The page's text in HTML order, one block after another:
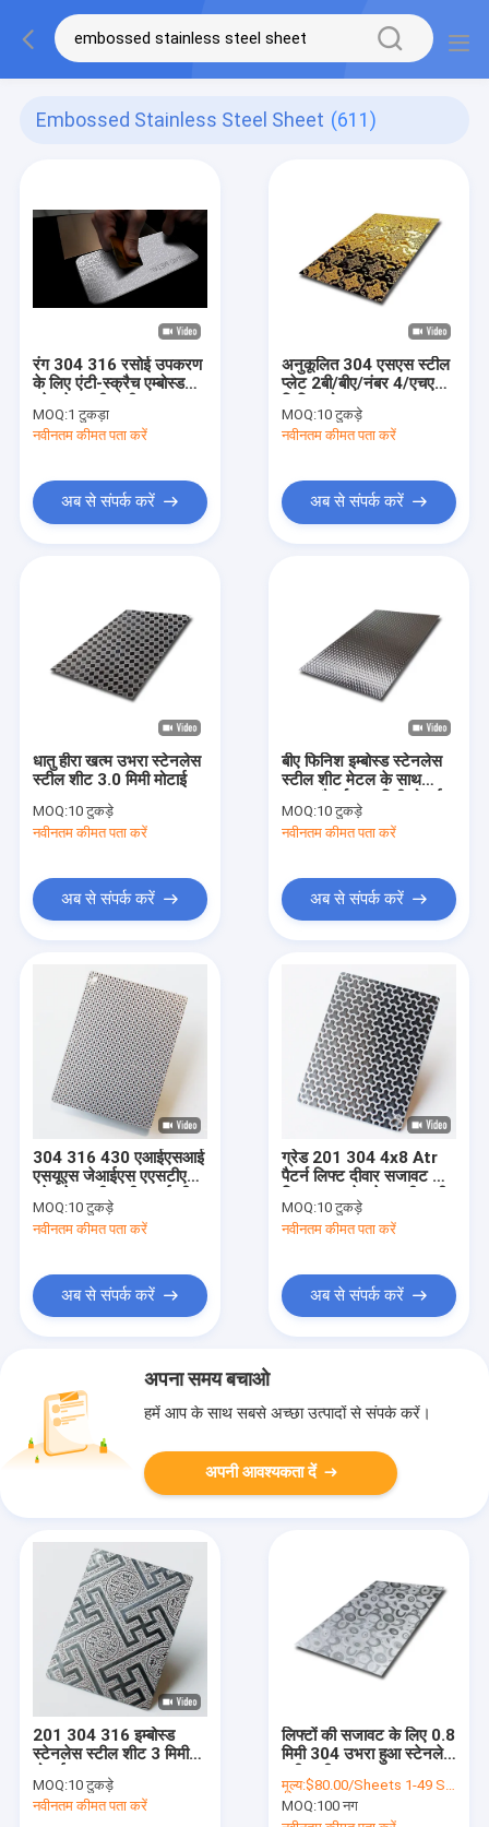
Embossed Stainless Steel Sheet (611)
रंग 304 316 रसोई उपकरण
के लिए एंटी-स्क्रैच एम्बोस्ड
MOQ:1 टुकड़ा
नवीनतम कीमत पता करें
अब से संपर्क करें
अनुकूलित 304 एसएस स्टील
प्लेट 2बी/बीए/नंबर 4/एचएल
फिनिश गोल्ड उभरा हुआ
स्टेनलेस स्टील शीट
MOQ:10 टुकड़े
नवीनतम कीमत पता करें
अब से संपर्क करें
धातु हीरा खत्म उभरा स्टेनलेस
स्टील शीट 3.0 मिमी मोटाई
MOQ:10 टुकड़े
नवीनतम कीमत पता करें
अब से संपर्क करें
बीए फिनिश इम्बोस्ड स्टेनलेस
स्टील शीट मेटल के साथ
5WL पैटर्न 0.2 मिमी मोटाई
MOQ:10 टुकड़े
नवीनतम कीमत पता करें
अब से संपर्क करें
304 316 430 एआईएसआई
एसयूएस जेआईएस एएसटीएम
स्टेनलेस स्टील की छपाई शीट
MOQ:10 टुकड़े
नवीनतम कीमत पता करें
अब से संपर्क करें
ग्रेड 201 304 4x8 Atr
पैटर्न लिफ्ट दीवार सजावट के
लिए उभरा स्टेनलेस स्टील शीट
MOQ:10 टुकड़े
नवीनतम कीमत पता करें
अब से संपर्क करें
अपना समय बचाओ
हमें आप के साथ सबसे अच्छा उत्पादों से संपर्क करें।
अपनी आवश्यकता दें
201 304 316 इम्बोस्ड
स्टेनलेस स्टील शीट 3 मिमी
MOQ:10 टुकड़े
नवीनतम कीमत पता करें
लिफ्टों की सजावट के लिए 0.8
मिमी 304 उभरा हुआ स्टेनलेस
मूल्य:$80.00/Sheets 1-49 Sheets
MOQ:100 नग